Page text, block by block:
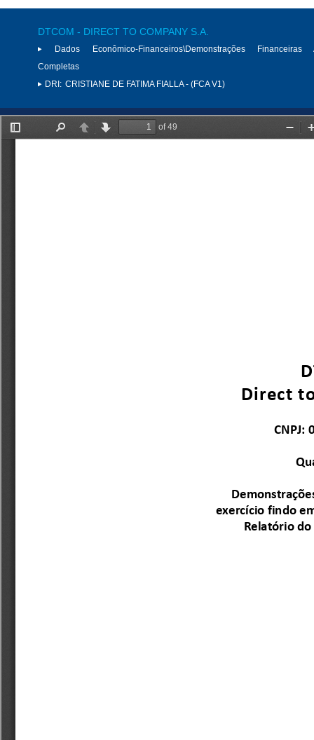
DTCOM - DIRECT TO COMPANY S.A.
Dados Econômico-Financeiros\Demonstrações Financeiras
Completas
DRI: CRISTIANE DE FATIMA FIALLA - (FCA V1)